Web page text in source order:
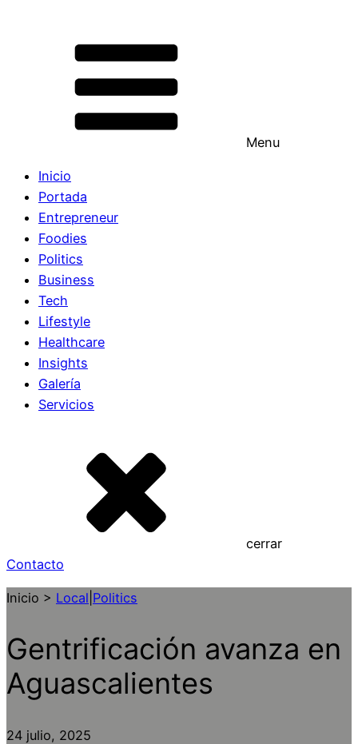
Menu
Inicio
Portada
Entrepreneur
Foodies
Politics
Business
Tech
Lifestyle
Healthcare
Insights
Galería
Servicios
cerrar
Contacto
Inicio > Local Politics
Gentrificación avanza en
Aguascalientes
24 julio, 2025